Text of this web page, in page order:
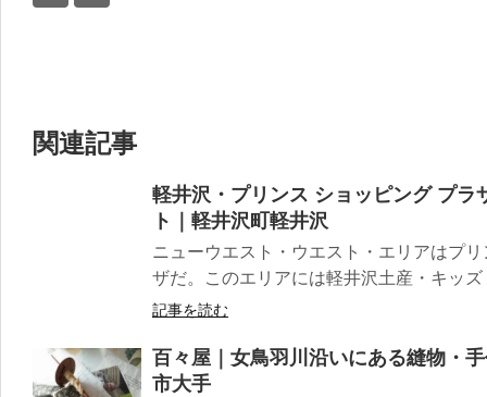
関連記事
軽井沢・プリンス ショッピング プラ
ト｜軽井沢町軽井沢
ニューウエスト・ウエスト・エリアはプ
ザだ。このエリアには軽井沢土産・キッ
記事を読む
百々屋｜女鳥羽川沿いにある縫物・
市大手